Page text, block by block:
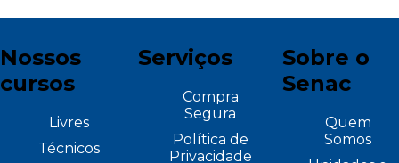
Nossos
cursos
Livres
Técnicos
Serviços
Compra
Segura
Política de
Privacidade
Sobre o
Senac
Quem
Somos